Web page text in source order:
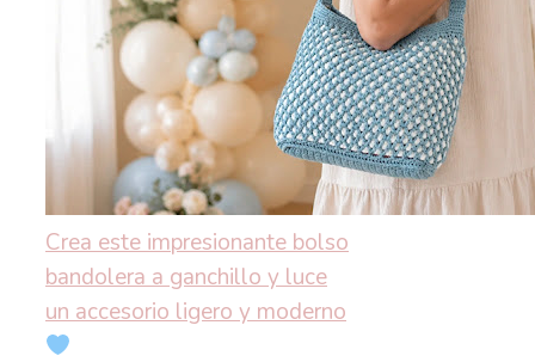
Crea este impresionante bolso
bandolera a ganchillo y luce
un accesorio ligero y moderno